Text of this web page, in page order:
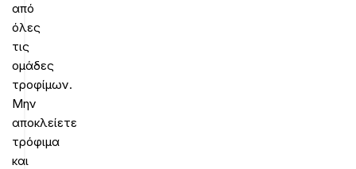
από
όλες
τις
ομάδες
τροφίμων.
Μην
αποκλείετε
τρόφιμα
και